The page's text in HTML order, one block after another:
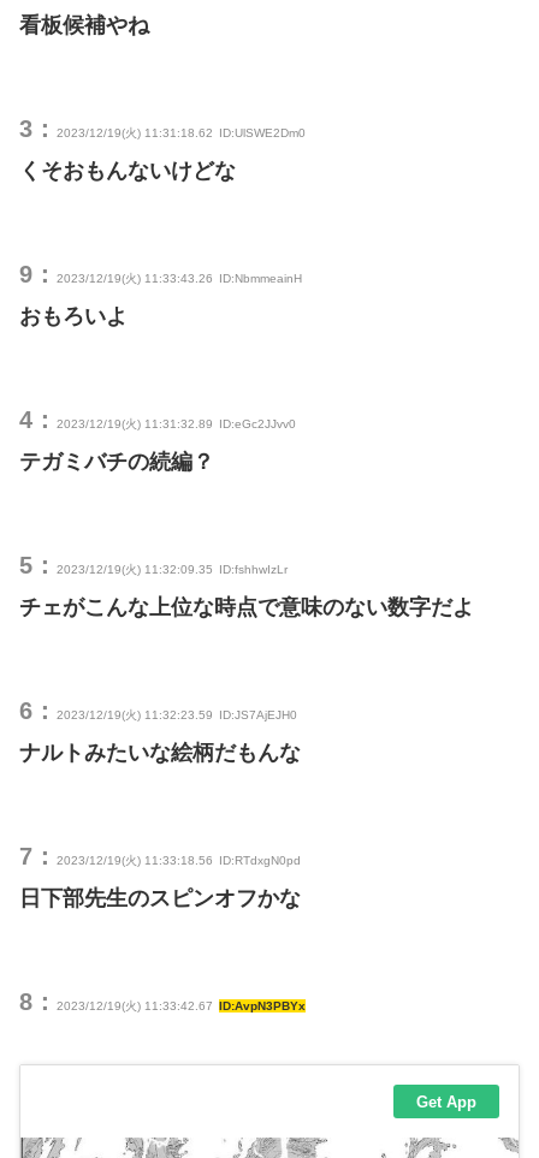
看板候補やね
3： 2023/12/19(火) 11:31:18.62 ID:UlSWE2Dm0
くそおもんないけどな
9： 2023/12/19(火) 11:33:43.26 ID:NbmmeainH
おもろいよ
4： 2023/12/19(火) 11:31:32.89 ID:eGc2JJvv0
テガミバチの続編？
5： 2023/12/19(火) 11:32:09.35 ID:fshhwIzLr
チェがこんな上位な時点で意味のない数字だよ
6： 2023/12/19(火) 11:32:23.59 ID:JS7AjEJH0
ナルトみたいな絵柄だもんな
7： 2023/12/19(火) 11:33:18.56 ID:RTdxgN0pd
日下部先生のスピンオフかな
8： 2023/12/19(火) 11:33:42.67 ID:AvpN3PBYx